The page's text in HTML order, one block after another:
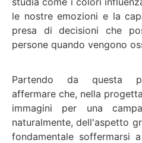
le nostre emozioni e la
presa di decisioni che
persone quando vengono
Partendo da questa
affermare che, nella
immagini per una
naturalmente, dell'aspetto
fondamentale soffermarsi